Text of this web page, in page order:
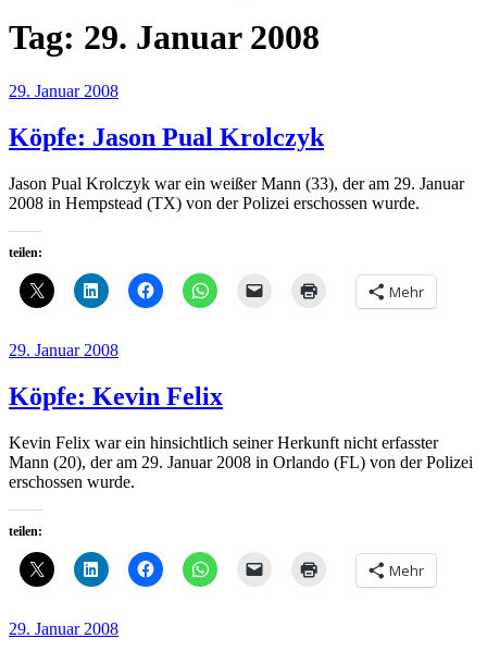
Tag: 29. Januar 2008
Veröffentlicht
29. Januar 2008
Köpfe: Jason Pual Krolczyk
Jason Pual Krolczyk war ein weißer Mann (33), der am 29. Januar
2008 in Hempstead (TX) von der Polizei erschossen wurde.
teilen:
Mehr
Veröffentlicht
29. Januar 2008
Köpfe: Kevin Felix
Kevin Felix war ein hinsichtlich seiner Herkunft nicht erfasster
Mann (20), der am 29. Januar 2008 in Orlando (FL) von der Polizei
erschossen wurde.
teilen:
Mehr
Veröffentlicht
29. Januar 2008